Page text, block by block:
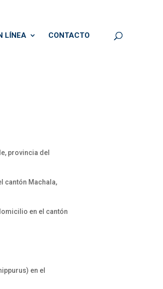
LÍNEA CONTACTO
provincia del
cantón Machala,
en el cantón
en el